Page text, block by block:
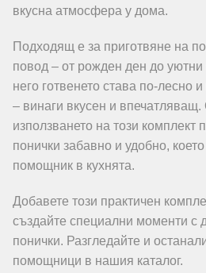
вкусна атмосфера у дома.
Подходящ е за приготвяне на
повод – от рожден ден до
него готвенето става по-лесно
– винаги вкусен и впечатляващ.
използването на този комплект
понички забавно и удобно,
помощник в кухнята.
Добавете този практичен
създайте специални моменти с
понички. Разгледайте и
помощници в нашия каталог.